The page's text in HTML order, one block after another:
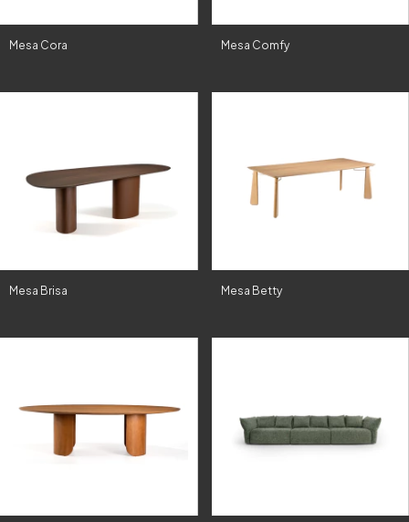
Mesa Cora Mesa Comfy
Mesa Brisa Mesa Betty